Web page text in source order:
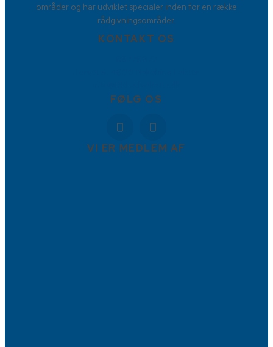
områder og har udviklet specialer inden for en række
rådgivningsområder.
KONTAKT OS
FØLG OS
VI ER MEDLEM AF